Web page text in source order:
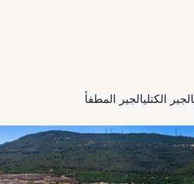
الجير الكتليالجير المطفأ